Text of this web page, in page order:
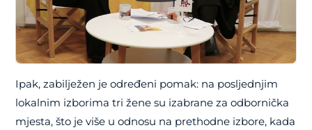
Ipak, zabilježen je određeni pomak: na posljednjim
lokalnim izborima tri žene su izabrane za odbornička
mjesta, što je više u odnosu na prethodne izbore, kada